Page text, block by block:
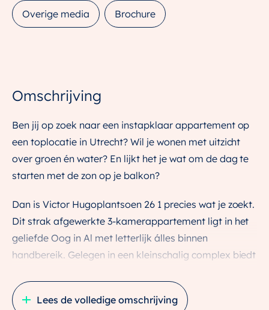
Overige media Brochure
Omschrijving
Ben jij op zoek naar een instapklaar appartement op
een toplocatie in Utrecht? Wil je wonen met uitzicht
over groen én water? En lijkt het je wat om de dag te
starten met de zon op je balkon?
Dan is Victor Hugoplantsoen 26 1 precies wat je zoekt.
Dit strak afgewerkte 3-kamerappartement ligt in het
geliefde Oog in Al met letterlijk álles binnen
handbereik. Gelegen in een kleinschalig complex biedt
levendigheid van de stad.
Lees de volledige omschrijving